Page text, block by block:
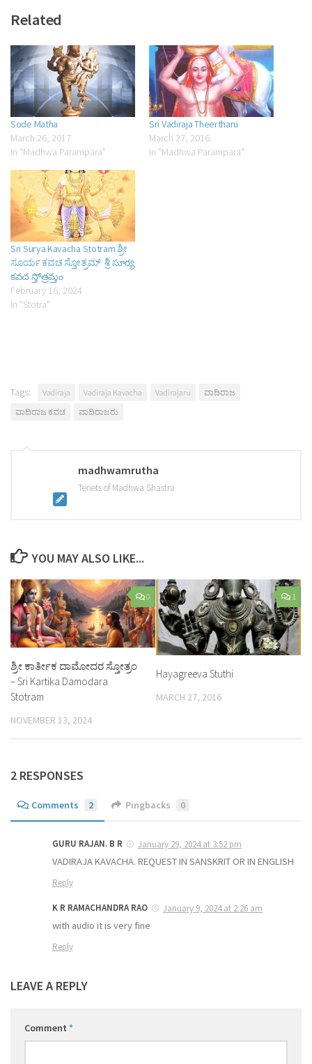
Related
Sode Matha
March 26, 2017
In "Madhwa Parampara"
Sri Vadiraja Theertharu
March 27, 2016
In "Madhwa Parampara"
Sri Surya Kavacha Stotram ಶ್ರೀ
ಸೂರ್ಯ ಕವಚ ಸ್ತೋತ್ರಮ್ శ్రీ సూర్య
కవచ స్తోత్రమ్తం
February 16, 2024
In "Stotra"
Tags: Vadiraja Vadiraja Kavacha Vadirajaru
ವಾದಿರಾಜ
ವಾದಿರಾಜ ಕವಚ
ವಾದಿರಾಜರು
madhwamrutha
Tenets of Madhwa Shastra
YOU MAY ALSO LIKE...
0
ಶ್ರೀ ಕಾರ್ತೀಕ ದಾಮೋದರ ಸ್ತೋತ್ರಂ
– Sri Kartika Damodara
Stotram
NOVEMBER 13, 2024
1
Hayagreeva Stuthi
MARCH 27, 2016
2 RESPONSES
Comments 2 Pingbacks 0
GURU RAJAN. B R January 29, 2024 at 3:52 pm
VADIRAJA KAVACHA. REQUEST IN SANSKRIT OR IN ENGLISH
Reply
K R RAMACHANDRA RAO January 9, 2024 at 2:26 am
with audio it is very fine
Reply
LEAVE A REPLY
Comment *